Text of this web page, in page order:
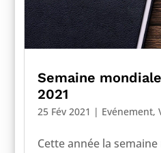
Semaine
2021
25 Fév 2021 | Evénement,
Cette année la